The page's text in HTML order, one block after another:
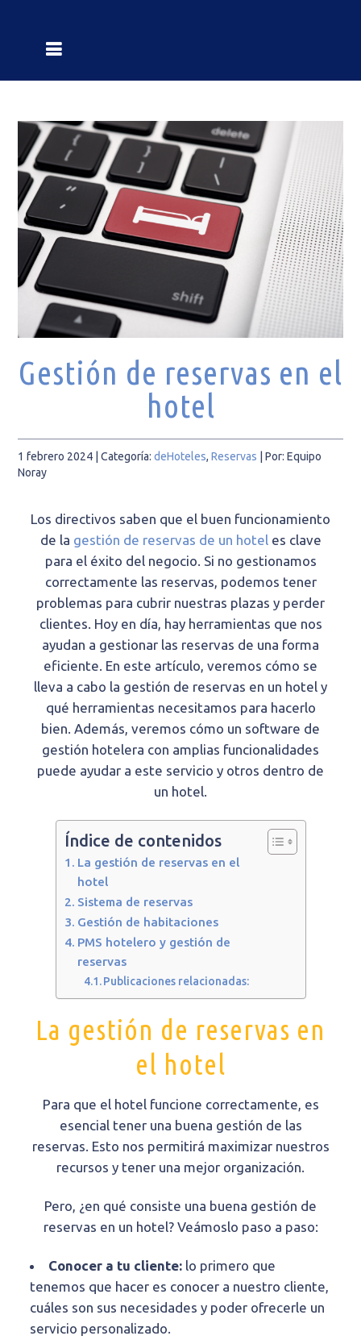
Gestión de reservas en el
hotel
1 febrero 2024 | Categoría:deHoteles,Reservas |Por: Equipo
Noray
Los directivos saben que el buen funcionamiento
de la gestión de reservas de un hoteles clave
para el éxito del negocio. Si no gestionamos
correctamente las reservas, podemos tener
problemas para cubrir nuestras plazas y perder
clientes. Hoy en día, hay herramientas que nos
ayudan a gestionar las reservas de una forma
eficiente. En este artículo, veremos cómo se
lleva a cabo la gestión de reservas en un hotel y
qué herramientas necesitamos para hacerlo
bien. Además, veremos cómo un software de
gestión hotelera con amplias funcionalidades
puede ayudar a este servicio y otros dentro de
un hotel.
Índice de contenidos
La gestión de reservas en el
hotel
Sistema de reservas
Gestión de habitaciones
PMS hotelero y gestión de
reservas
Publicaciones relacionadas:
La gestión de reservas en
el hotel
Para que el hotel funcione correctamente, es
esencial tener una buena gestión de las
reservas. Esto nos permitirá maximizar nuestros
recursos y tener una mejor organización.
Pero, ¿en qué consiste una buena gestión de
reservas en un hotel? Veámoslo paso a paso:
Conocer a tu cliente: lo primero que
tenemos que hacer es conocer a nuestro cliente,
cuáles son sus necesidades y poder ofrecerle un
servicio personalizado.